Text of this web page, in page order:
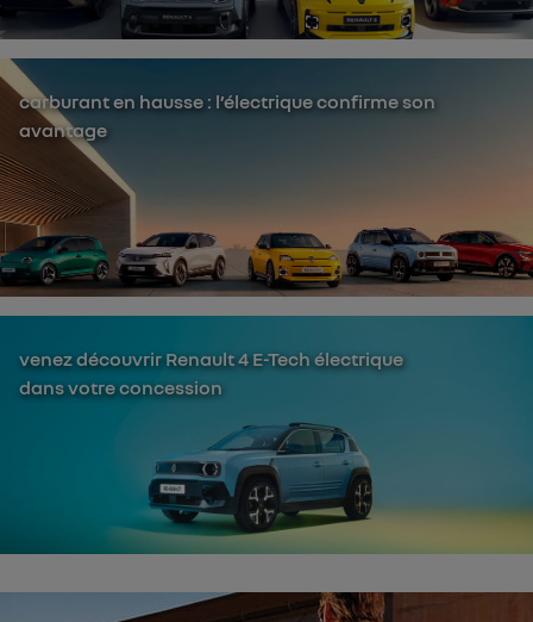
carburant en hausse : l’électrique confirme son
avantage
venez découvrir Renault 4 E-Tech électrique
dans votre concession